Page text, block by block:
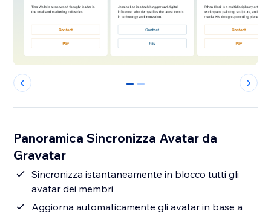
0 1
Panoramica Sincronizza Avatar da
Gravatar
Sincronizza istantaneamente in blocco tutti gli
avatar dei membri
Aggiorna automaticamente gli avatar in base a